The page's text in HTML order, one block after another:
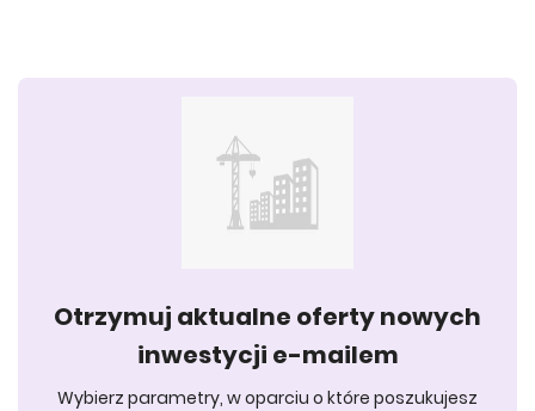
Otrzymuj aktualne oferty nowych
inwestycji e-mailem
Wybierz parametry, w oparciu o które poszukujesz